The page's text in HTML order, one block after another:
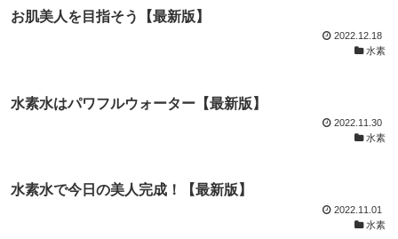
お肌美人を目指そう【最新版】
2022.12.18
水素
水素水はパワフルウォーター【最新版】
2022.11.30
水素
水素水で今日の美人完成！【最新版】
2022.11.01
水素